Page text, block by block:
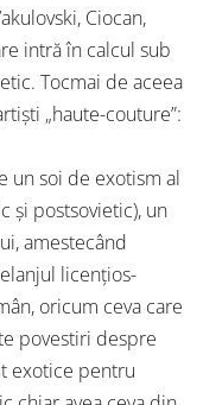
Ciocan,
intră în calcul sub
Tocmai de aceea
„haute-couture”:
un soi de exotism al
şi postsovietic), un
amestecând
licenţios-
oricum ceva care
povestiri despre
exotice pentru